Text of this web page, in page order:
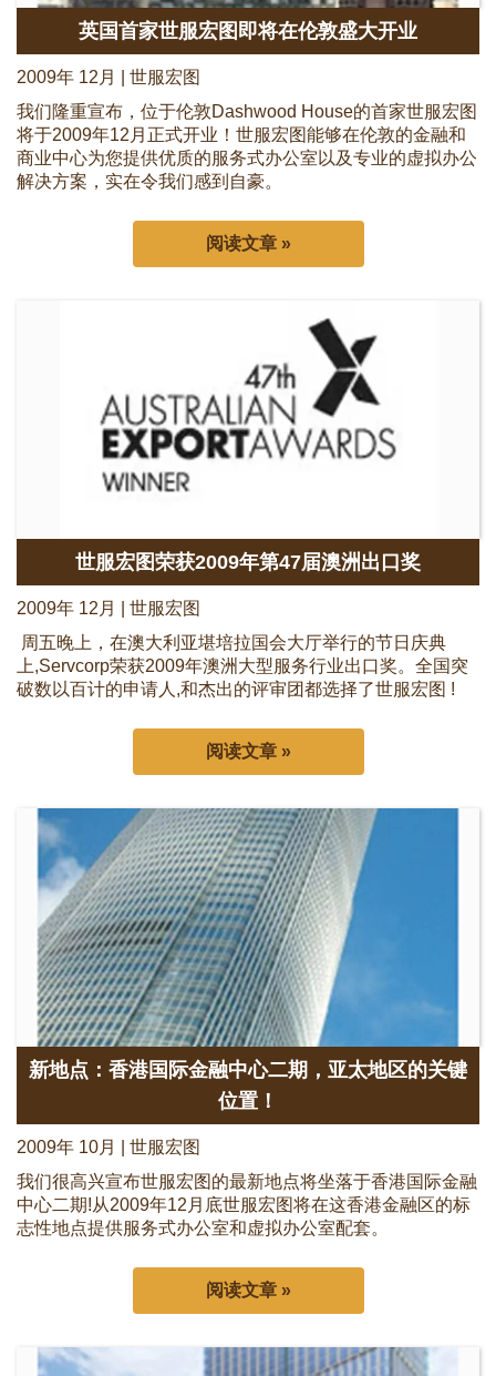
英国首家世服宏图即将在伦敦盛大开业
2009年 12月 | 世服宏图
我们隆重宣布，位于伦敦Dashwood House的首家世服宏图
将于2009年12月正式开业！世服宏图能够在伦敦的金融和
商业中心为您提供优质的服务式办公室以及专业的虚拟办公
解决方案，实在令我们感到自豪。
阅读文章 »
世服宏图荣获2009年第47届澳洲出口奖
2009年 12月 | 世服宏图
周五晚上，在澳大利亚堪培拉国会大厅举行的节日庆典
上,Servcorp荣获2009年澳洲大型服务行业出口奖。全国突
破数以百计的申请人,和杰出的评审团都选择了世服宏图 !
阅读文章 »
新地点：香港国际金融中心二期，亚太地区的关键
位置！
2009年 10月 | 世服宏图
我们很高兴宣布世服宏图的最新地点将坐落于香港国际金融
中心二期!从2009年12月底世服宏图将在这香港金融区的标
志性地点提供服务式办公室和虚拟办公室配套。
阅读文章 »